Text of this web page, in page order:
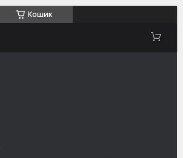
Кошик